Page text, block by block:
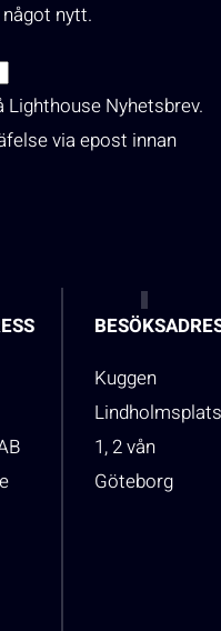
nytt.
Lighthouse Nyhetsbrev.
via epost innan
Kuggen
1, 2 vån
Göteborg